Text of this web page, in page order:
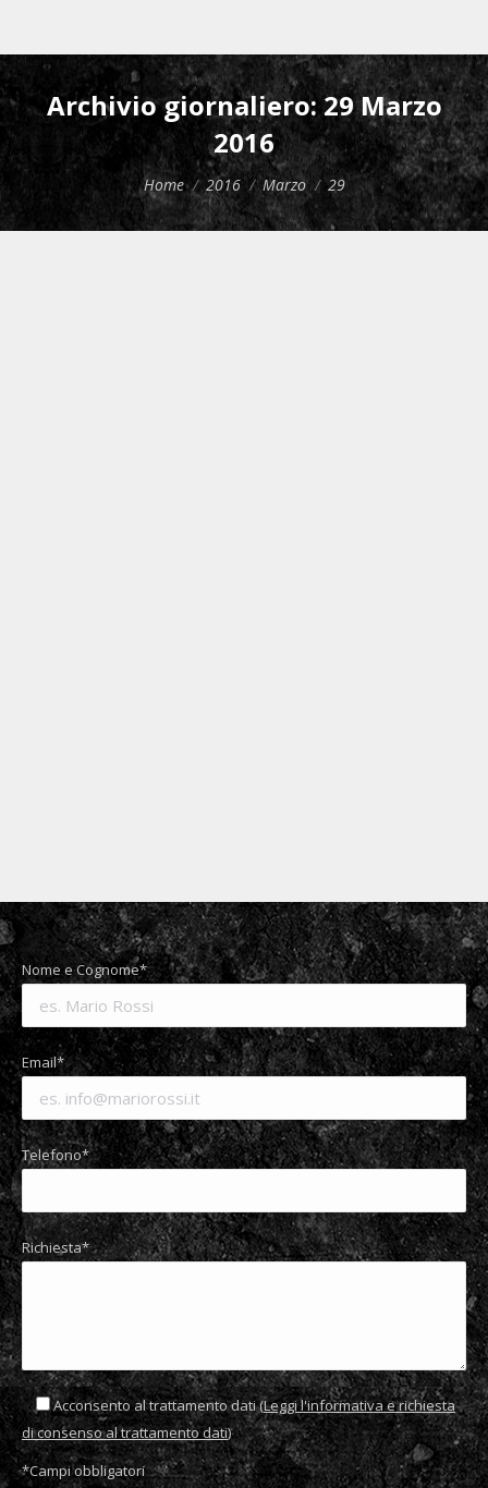
Archivio giornaliero:29 Marzo
2016
Tu sei qui:
Home 2016 Marzo 29
Nome e Cognome*
Email*
Telefono*
Richiesta*
Acconsento al trattamento dati (Leggi l'informativa e richiesta
di consenso al trattamento dati)
*Campi obbligatori